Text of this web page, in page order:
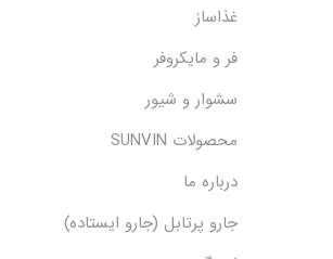
غذاساز
فر و مایکروفر
سشوار و شیور
محصولات SUNVIN
درباره ما
جارو پرتابل (جارو ایستاده)